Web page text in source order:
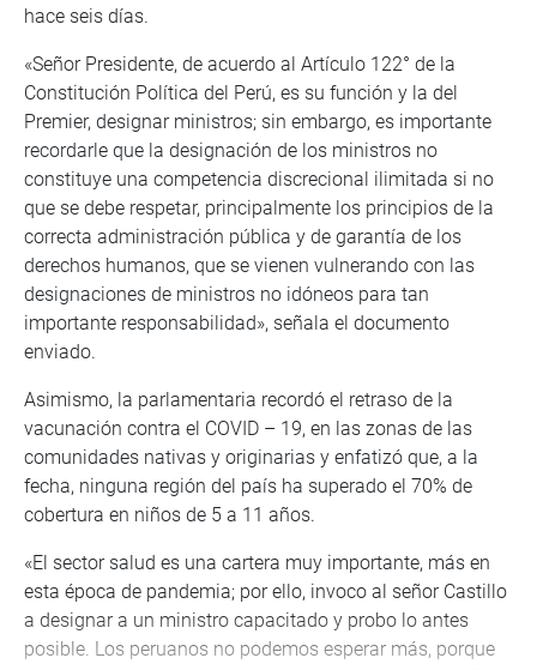
hace seis días.
«Señor Presidente, de acuerdo al Artículo 122° de la
Constitución Política del Perú, es su función y la del
Premier, designar ministros; sin embargo, es importante
recordarle que la designación de los ministros no
constituye una competencia discrecional ilimitada si no
que se debe respetar, principalmente los principios de la
correcta administración pública y de garantía de los
derechos humanos, que se vienen vulnerando con las
designaciones de ministros no idóneos para tan
importante responsabilidad», señala el documento
enviado.
Asimismo, la parlamentaria recordó el retraso de la
vacunación contra el COVID – 19, en las zonas de las
comunidades nativas y originarias y enfatizó que, a la
fecha, ninguna región del país ha superado el 70% de
cobertura en niños de 5 a 11 años.
«El sector salud es una cartera muy importante, más en
esta época de pandemia; por ello, invoco al señor Castillo
a designar a un ministro capacitado y probo lo antes
posible. Los peruanos no podemos esperar más, porque